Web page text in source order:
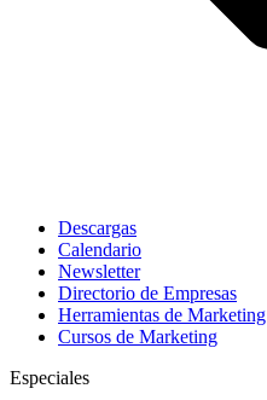
Descargas
Calendario
Newsletter
Directorio de Empresas
Herramientas de Marketing
Cursos de Marketing
Especiales